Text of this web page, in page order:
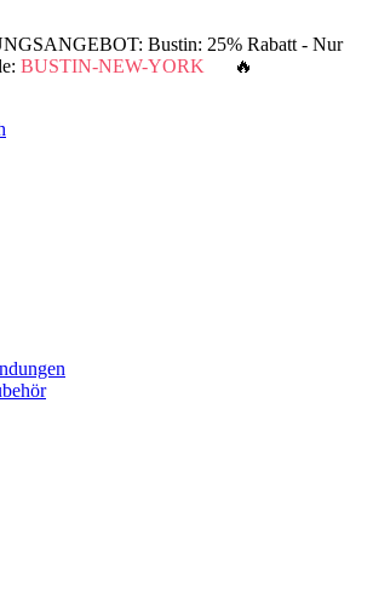
Bustin: 25% Rabatt - Nur
BUSTIN-NEW-YORK 🔥